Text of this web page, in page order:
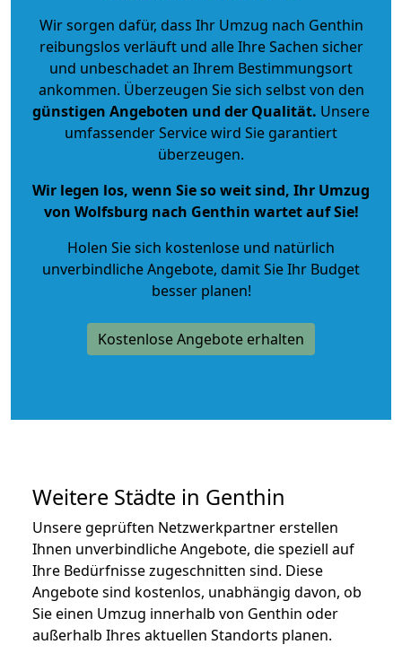
Wir sorgen dafür, dass Ihr Umzug nach Genthin
reibungslos verläuft und alle Ihre Sachen sicher
und unbeschadet an Ihrem Bestimmungsort
ankommen. Überzeugen Sie sich selbst von den
günstigen Angeboten und der Qualität. Unsere
umfassender Service wird Sie garantiert
überzeugen.
Wir legen los, wenn Sie so weit sind, Ihr Umzug
von Wolfsburg nach Genthin wartet auf Sie!
Holen Sie sich kostenlose und natürlich
unverbindliche Angebote, damit Sie Ihr Budget
besser planen!
Kostenlose Angebote erhalten
Weitere Städte in Genthin
Unsere geprüften Netzwerkpartner erstellen
Ihnen unverbindliche Angebote, die speziell auf
Ihre Bedürfnisse zugeschnitten sind. Diese
Angebote sind kostenlos, unabhängig davon, ob
Sie einen Umzug innerhalb von Genthin oder
außerhalb Ihres aktuellen Standorts planen.